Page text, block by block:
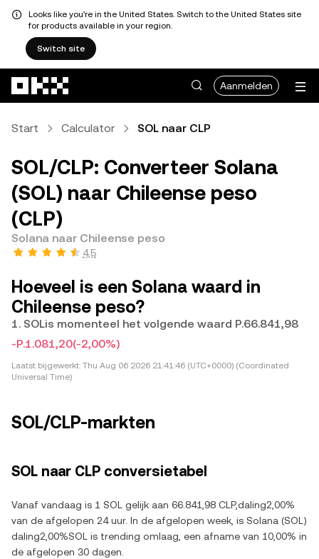
Looks like you're in the United States. Switch to the United States site
for products available in your region.
Switch site
Aanmelden
Start Calculator SOL naar CLP
SOL/CLP: Converteer Solana
(SOL) naar Chileense peso
(CLP)
Solana naar Chileense peso
4,5
Hoeveel is een Solana waard in
Chileense peso?
1. SOLis momenteel het volgende waard P.66.841,98
-P.1.081,20(-2,00%)
Laatst bijgewerkt: Thu Aug 06 2026 21:41:46 (UTC+0000) (Coordinated
Universal Time)
SOL/CLP-markten
SOL naar CLP conversietabel
Vanaf vandaag is 1 SOL gelijk aan 66.841,98 CLP,daling2,00%
van de afgelopen 24 uur. In de afgelopen week, is Solana (SOL)
daling2,00%SOL is trending omlaag, een afname van 10,00% in
de afgelopen 30 dagen.